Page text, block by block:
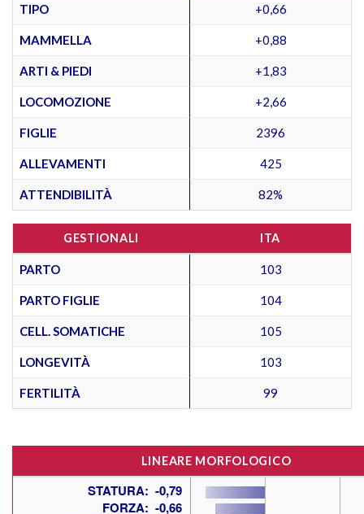
TIPO +0,66
MAMMELLA +0,88
ARTI & PIEDI +1,83
LOCOMOZIONE +2,66
FIGLIE 2396
ALLEVAMENTI 425
ATTENDIBILITÀ 82%
GESTIONALI ITA
PARTO 103
PARTO FIGLIE 104
CELL. SOMATICHE 105
LONGEVITÀ 103
FERTILITÀ 99
LINEARE MORFOLOGICO